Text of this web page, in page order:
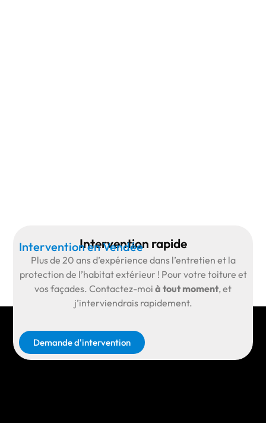
Intervention rapide
Intervention en Vendée
Plus de 20 ans d’expérience dans l’entretien et la
protection de l’habitat extérieur ! Pour votre toiture et
vos façades. Contactez-moi à tout moment, et
j’interviendrais rapidement.
Demande d'intervention